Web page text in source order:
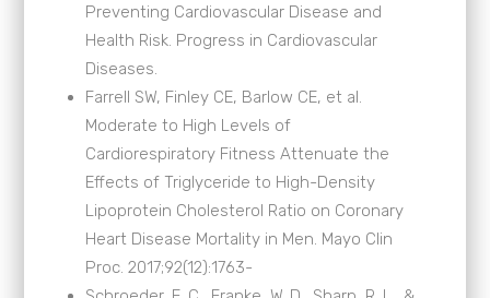
Preventing Cardiovascular Disease and
Health Risk. Progress in Cardiovascular
Diseases.
Farrell SW, Finley CE, Barlow CE, et al.
Moderate to High Levels of
Cardiorespiratory Fitness Attenuate the
Effects of Triglyceride to High-Density
Lipoprotein Cholesterol Ratio on Coronary
Heart Disease Mortality in Men. Mayo Clin
Proc. 2017;92(12):1763-